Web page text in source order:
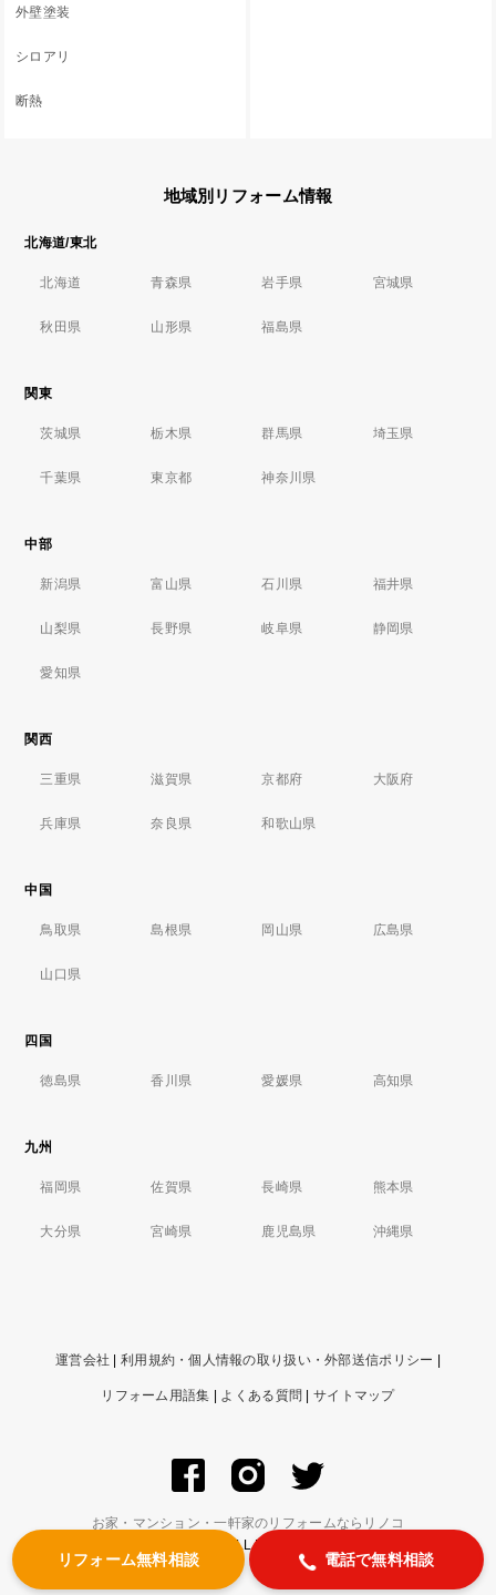
リフォーム無料相談 電話で無料相談
外壁塗装
シロアリ
断熱
地域別リフォーム情報
北海道/東北
北海道 青森県 岩手県 宮城県
秋田県 山形県 福島県
関東
茨城県 栃木県 群馬県 埼玉県
千葉県 東京都 神奈川県
中部
新潟県 富山県 石川県 福井県
山梨県 長野県 岐阜県 静岡県
愛知県
関西
三重県 滋賀県 京都府 大阪府
兵庫県 奈良県 和歌山県
中国
鳥取県 島根県 岡山県 広島県
山口県
四国
徳島県 香川県 愛媛県 高知県
九州
福岡県 佐賀県 長崎県 熊本県
大分県 宮崎県 鹿児島県 沖縄県
運営会社 利用規約・個人情報の取り扱い・外部送信ポリシー
リフォーム用語集 よくある質問 サイトマップ
お家・マンション・一軒家のリフォームならリノコ
© ZIGExN Co., Ltd. ALL RIGHTS RESERVED.